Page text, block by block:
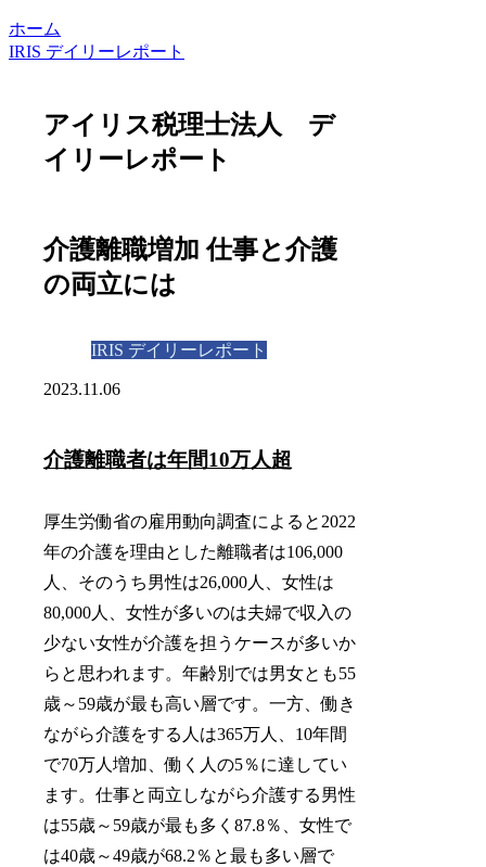
ホーム
IRIS デイリーレポート
アイリス税理士法人 デ
イリーレポート
介護離職増加 仕事と介護
の両立には
IRIS デイリーレポート
2023.11.06
介護離職者は年間10万人超
厚生労働省の雇用動向調査によると2022
年の介護を理由とした離職者は106,000
人、そのうち男性は26,000人、女性は
80,000人、女性が多いのは夫婦で収入の
少ない女性が介護を担うケースが多いか
らと思われます。年齢別では男女とも55
歳～59歳が最も高い層です。一方、働き
ながら介護をする人は365万人、10年間
で70万人増加、働く人の5％に達してい
ます。仕事と両立しながら介護する男性
は55歳～59歳が最も多く87.8％、女性で
は40歳～49歳が68.2％と最も多い層で